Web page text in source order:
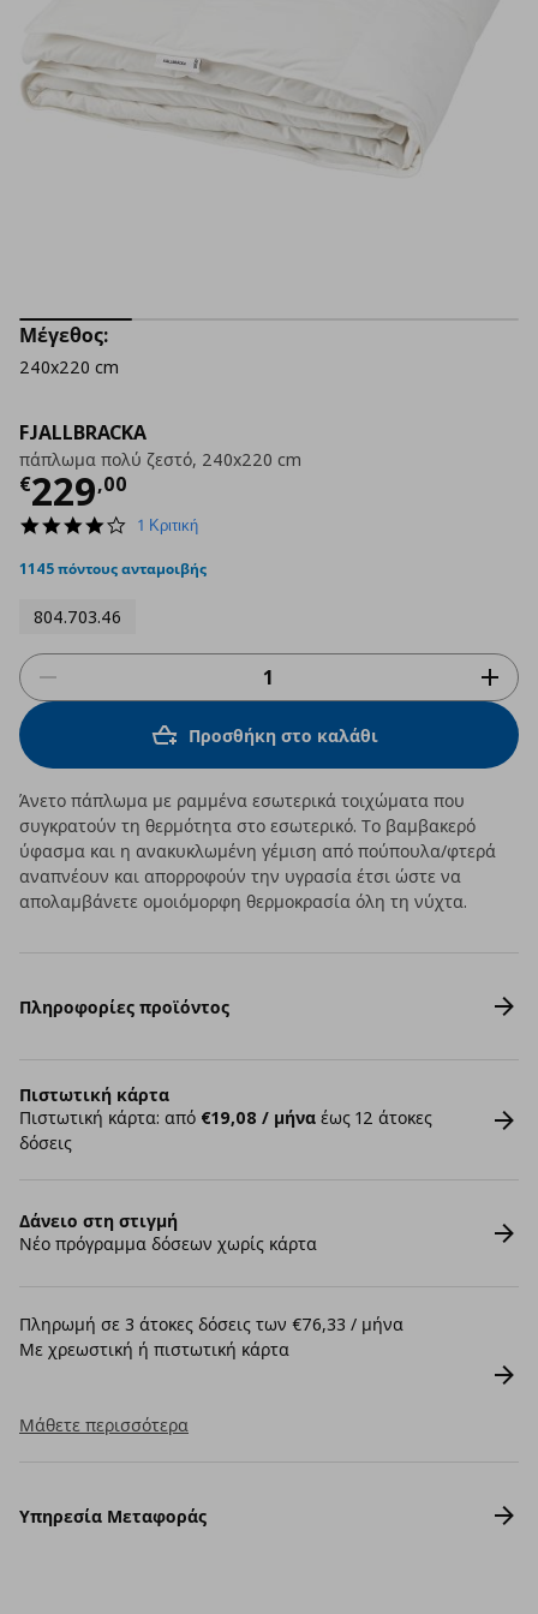
FJALLBRACKA
πάπλωμα πολύ ζεστό, 240x220 cm
€229,00
Τρέχουσα τιμή
4.0
rating
1 Κριτική
1145 πόντους ανταμοιβής
804.703.46
Μέγεθος:
240x220 cm
Προσθήκη στο καλάθι
Άνετο πάπλωμα με ραμμένα εσωτερικά τοιχώματα που
συγκρατούν τη θερμότητα στο εσωτερικό. Το βαμβακερό
ύφασμα και η ανακυκλωμένη γέμιση από πούπουλα/φτερά
αναπνέουν και απορροφούν την υγρασία έτσι ώστε να
απολαμβάνετε ομοιόμορφη θερμοκρασία όλη τη νύχτα.
Πληροφορίες προϊόντος
Πιστωτική κάρτα
Πιστωτική κάρτα: από €19,08 / μήνα έως 12 άτοκες
δόσεις
Δάνειο στη στιγμή
Νέο πρόγραμμα δόσεων χωρίς κάρτα
Πληρωμή σε 3 άτοκες δόσεις των €76,33 / μήνα
Με χρεωστική ή πιστωτική κάρτα
Μάθετε περισσότερα
Υπηρεσία Μεταφοράς